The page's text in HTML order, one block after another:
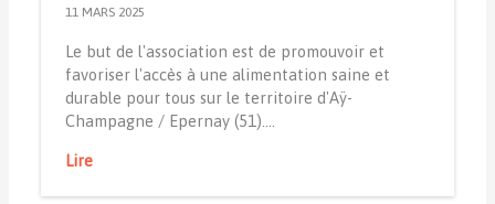
11 MARS 2025
Le but de l'association est de promouvoir et
favoriser l'accès à une alimentation saine et
durable pour tous sur le territoire d'Aÿ-
Champagne / Epernay (51).…
Lire